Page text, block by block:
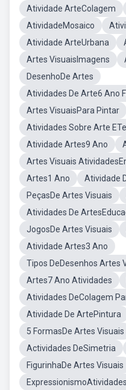
Atividade ArteColagem
AtividadeMosaico
Atividade ArteUrbana
Artes VisuaisImagens
DesenhoDe Artes
Atividades De Arte6 Ano
Artes VisuaisPara Pintar
Atividades Sobre Arte
Atividade Artes9 Ano
Artes Visuais
Artes1 Ano
Atividade
PeçasDe Artes Visuais
Atividades De
JogosDe Artes Visuais
Atividade Artes3 Ano
Tipos DeDesenhos Artes
Artes7 Ano Atividades
Atividades DeColagem
Atividade De ArtePintura
5 FormasDe Artes Visuais
Actividades DeSimetria
FigurinhaDe Artes Visuais
ExpressionismoAtividades